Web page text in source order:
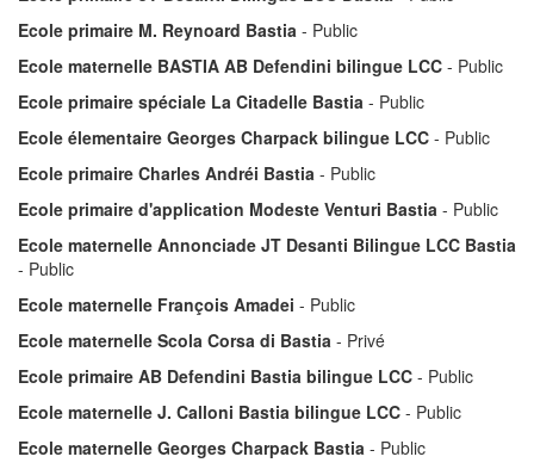
Ecole primaire M. Reynoard Bastia - Public
Ecole maternelle BASTIA AB Defendini bilingue LCC - Public
Ecole primaire spéciale La Citadelle Bastia - Public
Ecole élementaire Georges Charpack bilingue LCC - Public
Ecole primaire Charles Andréi Bastia - Public
Ecole primaire d'application Modeste Venturi Bastia - Public
Ecole maternelle Annonciade JT Desanti Bilingue LCC Bastia
- Public
Ecole maternelle François Amadei - Public
Ecole maternelle Scola Corsa di Bastia - Privé
Ecole primaire AB Defendini Bastia bilingue LCC - Public
Ecole maternelle J. Calloni Bastia bilingue LCC - Public
Ecole maternelle Georges Charpack Bastia - Public